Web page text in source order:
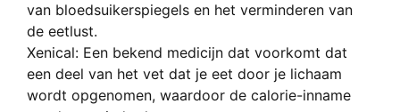
van bloedsuikerspiegels en het verminderen van
de eetlust.
Xenical: Een bekend medicijn dat voorkomt dat
een deel van het vet dat je eet door je lichaam
wordt opgenomen, waardoor de calorie-inname